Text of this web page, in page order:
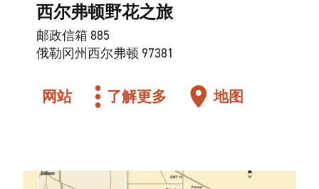
西尔弗顿野花之旅
邮政信箱 885
俄勒冈州西尔弗顿 97381
网站 了解更多 地图